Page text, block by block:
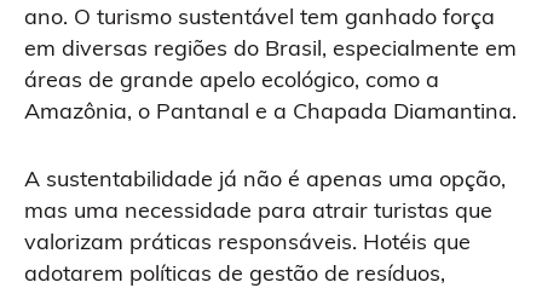
ano. O turismo sustentável tem ganhado força
em diversas regiões do Brasil, especialmente em
áreas de grande apelo ecológico, como a
Amazônia, o Pantanal e a Chapada Diamantina.
A sustentabilidade já não é apenas uma opção,
mas uma necessidade para atrair turistas que
valorizam práticas responsáveis. Hotéis que
adotarem políticas de gestão de resíduos,